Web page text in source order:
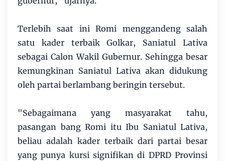
Terlebih saat ini Romi menggandeng salah
satu kader terbaik Golkar, Saniatul Lativa
sebagai Calon Wakil Gubernur. Sehingga besar
kemungkinan Saniatul Lativa akan didukung
oleh partai berlambang beringin tersebut.
"Sebagaimana yang masyarakat tahu,
pasangan bang Romi itu Ibu Saniatul Lativa,
beliau adalah kader terbaik dari partai besar
yang punya kursi signifikan di DPRD Provinsi